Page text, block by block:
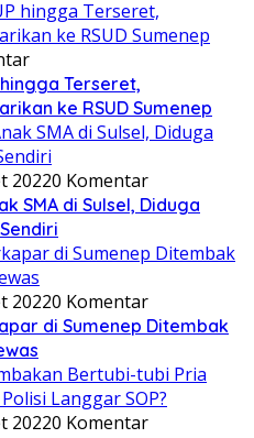
Terseret,
ke RSUD Sumenep
20220 Komentar
SMA di Sulsel, Diduga
20220 Komentar
di Sumenep Ditembak
20220 Komentar